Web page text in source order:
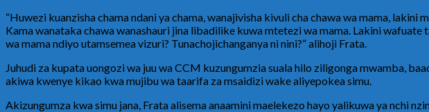
“Huwezi kuanzisha chama ndani ya chama, wanajivisha kivuli cha chawa wa mama,
Kama wanataka chawa wanashauri jina libadilike kuwa mtetezi wa mama. Lakini
wa mama ndiyo utamsemea vizuri? Tunachojichanganya ni nini?” alihoji Frata.
Juhudi za kupata uongozi wa juu wa CCM kuzungumzia suala hilo ziligonga mwamba,
akiwa kwenye kikao kwa mujibu wa taarifa za msaidizi wake aliyepokea simu.
Akizungumza kwa simu jana, Frata alisema anaamini maelekezo hayo yalikuwa ya nchi